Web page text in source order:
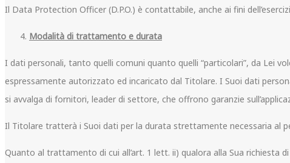
Il Data Protection Officer (D.P.O.) è contattabile, anche ai fini
Modalità di trattamento e durata
I dati personali, tanto quelli comuni quanto quelli “particolari”, da Lei
espressamente autorizzato ed incaricato dal Titolare. I Suoi dati
si avvalga di fornitori, leader di settore, che offrono garanzie
Il Titolare tratterà i Suoi dati per la durata strettamente necessaria al
Quanto al trattamento di cui all’art. 1 lett. ii) qualora alla Sua richiesta